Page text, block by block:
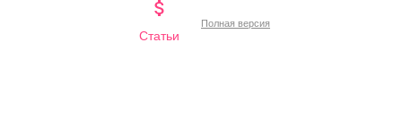

Статьи
Полная версия